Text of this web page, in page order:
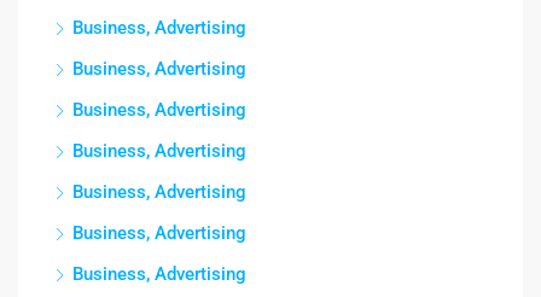
Business, Advertising
Business, Advertising
Business, Advertising
Business, Advertising
Business, Advertising
Business, Advertising
Business, Advertising